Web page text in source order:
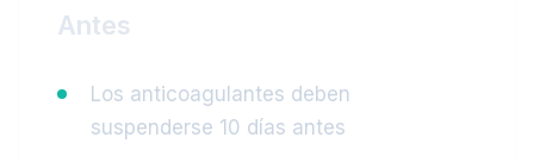
Antes
Los anticoagulantes deben
suspenderse 10 días antes